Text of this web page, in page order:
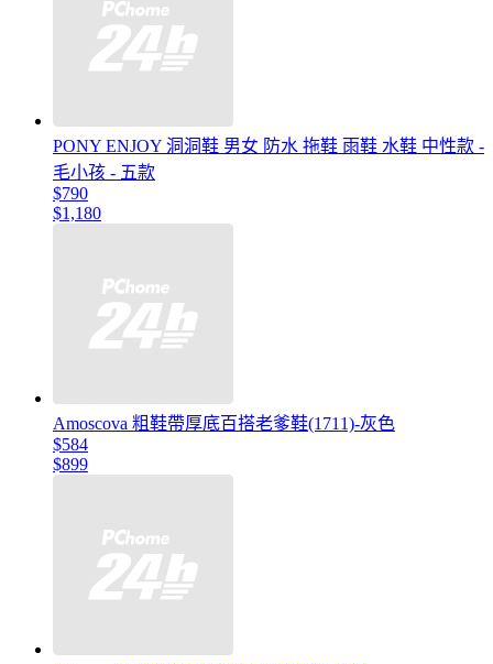
PONY ENJOY 洞洞鞋 男女 防水 拖鞋 雨鞋 水鞋 中性款 -
毛小孩 - 五款
$790
$1,180
Amoscova 粗鞋帶厚底百搭老爹鞋(1711)-灰色
$584
$899